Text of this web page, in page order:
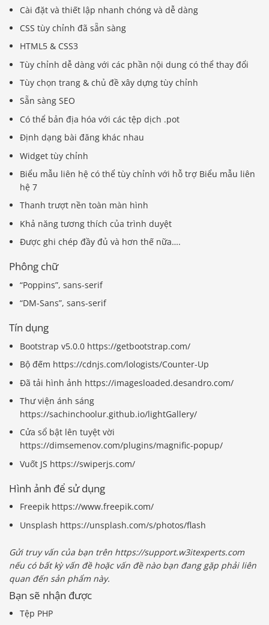
Cài đặt và thiết lập nhanh chóng và dễ dàng
CSS tùy chỉnh đã sẵn sàng
HTML5 & CSS3
Tùy chỉnh dễ dàng với các phần nội dung có thể thay đổi
Tùy chọn trang & chủ đề xây dựng tùy chỉnh
Sẵn sàng SEO
Có thể bản địa hóa với các tệp dịch .pot
Định dạng bài đăng khác nhau
Widget tùy chỉnh
Biểu mẫu liên hệ có thể tùy chỉnh với hỗ trợ Biểu mẫu liên
hệ 7
Thanh trượt nền toàn màn hình
Khả năng tương thích của trình duyệt
Được ghi chép đầy đủ và hơn thế nữa….
Phông chữ
“Poppins”, sans-serif
“DM-Sans”, sans-serif
Tín dụng
Bootstrap v5.0.0 https://getbootstrap.com/
Bộ đếm https://cdnjs.com/lologists/Counter-Up
Đã tải hình ảnh https://imagesloaded.desandro.com/
Thư viện ánh sáng
https://sachinchoolur.github.io/lightGallery/
Cửa sổ bật lên tuyệt vời
https://dimsemenov.com/plugins/magnific-popup/
Vuốt JS https://swiperjs.com/
Hình ảnh để sử dụng
Freepik https://www.freepik.com/
Unsplash https://unsplash.com/s/photos/flash
Gửi truy vấn của bạn trên https://support.w3itexperts.com
nếu có bất kỳ vấn đề hoặc vấn đề nào bạn đang gặp phải liên
quan đến sản phẩm này.
Bạn sẽ nhận được
Tệp PHP